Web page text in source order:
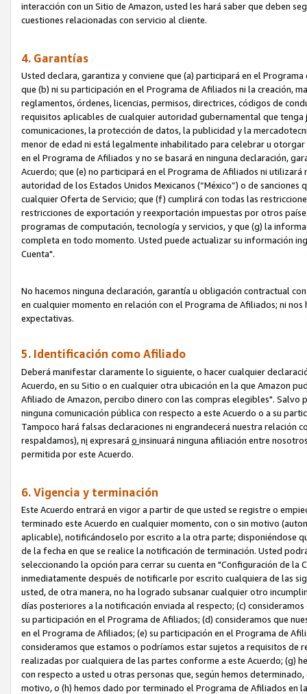
interacción con un Sitio de Amazon, usted les hará saber que deben
cuestiones relacionadas con servicio al cliente.
4. Garantías
Usted declara, garantiza y conviene que (a) participará en el
que (b) ni su participación en el Programa de Afiliados ni la creación,
reglamentos, órdenes, licencias, permisos, directrices, códigos de
requisitos aplicables de cualquier autoridad gubernamental que
comunicaciones, la protección de datos, la publicidad y la
menor de edad ni está legalmente inhabilitado para celebrar u
en el Programa de Afiliados y no se basará en ninguna declaración,
Acuerdo; que (e) no participará en el Programa de Afiliados ni
autoridad de los Estados Unidos Mexicanos (“México”) o de
cualquier Oferta de Servicio; que (f) cumplirá con todas las
restricciones de exportación y reexportación impuestas por otros
programas de computación, tecnología y servicios, y que (g) la
completa en todo momento. Usted puede actualizar su información
Cuenta".
No hacemos ninguna declaración, garantía u obligación contractual
en cualquier momento en relación con el Programa de Afiliados; ni
expectativas.
5. Identificación como Afiliado
Deberá manifestar claramente lo siguiente, o hacer cualquier
Acuerdo, en su Sitio o en cualquier otra ubicación en la que Amazon
Afiliado de Amazon, percibo dinero con las compras elegibles". Salvo
ninguna comunicación pública con respecto a este Acuerdo o a su
Tampoco hará falsas declaraciones ni engrandecerá nuestra relación
respaldamos), ni expresará o insinuará ninguna afiliación entre
permitida por este Acuerdo.
6. Vigencia y terminación
Este Acuerdo entrará en vigor a partir de que usted se registre o
terminado este Acuerdo en cualquier momento, con o sin motivo
aplicable), notificándoselo por escrito a la otra parte; disponiéndose
de la fecha en que se realice la notificación de terminación. Usted
seleccionando la opción para cerrar su cuenta en "Configuración de
inmediatamente después de notificarle por escrito cualquiera de las
usted, de otra manera, no ha logrado subsanar cualquier otro
días posteriores a la notificación enviada al respecto; (c)
su participación en el Programa de Afiliados; (d) consideramos que
en el Programa de Afiliados; (e) su participación en el Programa de
consideramos que estamos o podríamos estar sujetos a requisitos de
realizadas por cualquiera de las partes conforme a este Acuerdo; (g)
con respecto a usted u otras personas que, según hemos
motivo, o (h) hemos dado por terminado el Programa de Afiliados en